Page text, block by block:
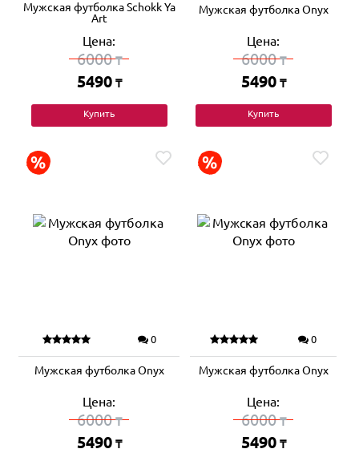
Мужская футболка Schokk Ya
Art
Цена:
6000₸
5490 ₸
Купить
Мужская футболка Onyx
Цена:
6000₸
5490 ₸
Купить
0
Мужская футболка Onyx
Цена:
6000₸
5490 ₸
0
Мужская футболка Onyx
Цена:
6000₸
5490 ₸